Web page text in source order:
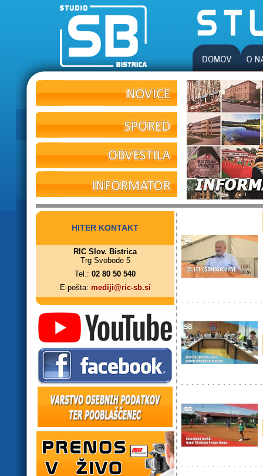
HITER KONTAKT
RIC Slov. Bistrica
Trg Svobode 5
Tel.: 02 80 50 540
E-pošta: mediji@ric-sb.si